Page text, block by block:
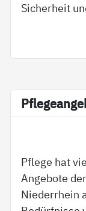
Sicherheit
Pflege hat
Angebote
Niederrhein